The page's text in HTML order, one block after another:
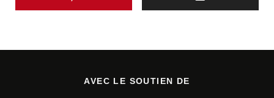
AVEC LE SOUTIEN DE